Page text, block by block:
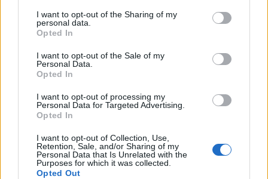
I want to opt-out of the Sharing of my
personal data.
Opted In
I want to opt-out of the Sale of my
Personal Data.
Opted In
I want to opt-out of processing my
Personal Data for Targeted Advertising.
Opted In
I want to opt-out of Collection, Use,
Retention, Sale, and/or Sharing of my
Personal Data that Is Unrelated with the
Purposes for which it was collected.
Opted Out
România în acest moment. Una e cea a stagnării, a izolării de aliații
europeni și a apropierii de cercuri de interese din jurul MAGA – direcție
agreată de Rusia. Cealaltă e direcția reformei, redresării economice și
reapropierii de nucleul noii Uniuni Europene care se formează chiar acum,
în aceste luni, sub ochii noștri